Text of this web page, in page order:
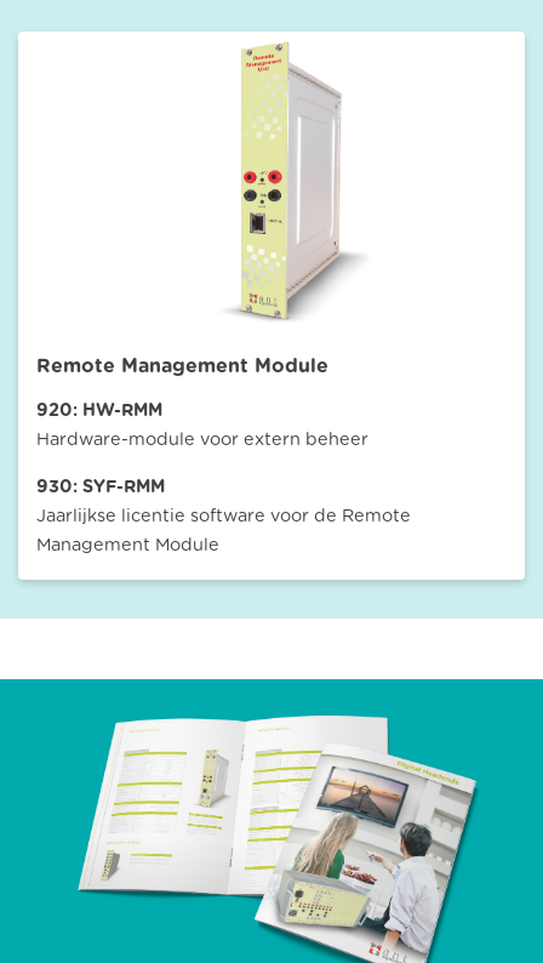
Remote Management Module
920: HW-RMM
Hardware-module voor extern beheer
930: SYF-RMM
Jaarlijkse licentie software voor de Remote
Management Module